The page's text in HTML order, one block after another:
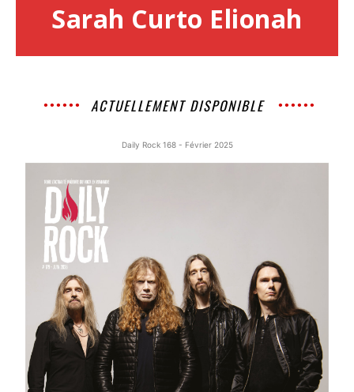
Sarah Curto Elionah
ACTUELLEMENT DISPONIBLE
Daily Rock 168 - Février 2025